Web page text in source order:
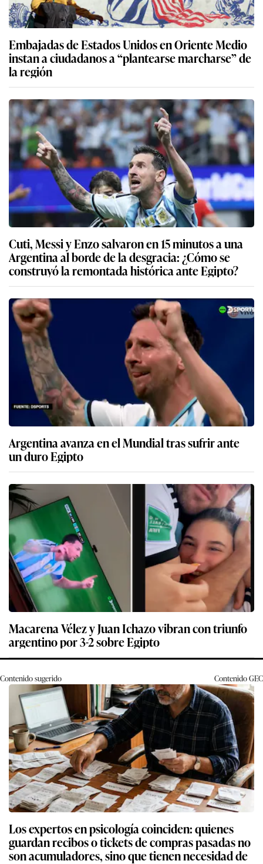
Embajadas de Estados Unidos en Oriente Medio
instan a ciudadanos a “plantearse marcharse” de
la región
Cuti, Messi y Enzo salvaron en 15 minutos a una
Argentina al borde de la desgracia: ¿Cómo se
construyó la remontada histórica ante Egipto?
Argentina avanza en el Mundial tras sufrir ante
un duro Egipto
Macarena Vélez y Juan Ichazo vibran con triunfo
argentino por 3-2 sobre Egipto
Contenido sugerido ContenidoGEC
Los expertos en psicología coinciden: quienes
guardan recibos o tickets de compras pasadas no
son acumuladores, sino que tienen necesidad de